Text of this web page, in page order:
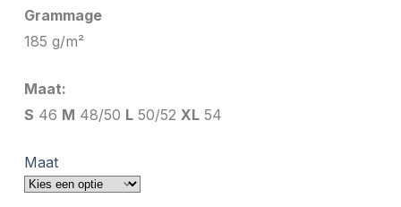
Grammage
185 g/m²
Maat:
S 46 M 48/50 L50/52 XL54
Maat